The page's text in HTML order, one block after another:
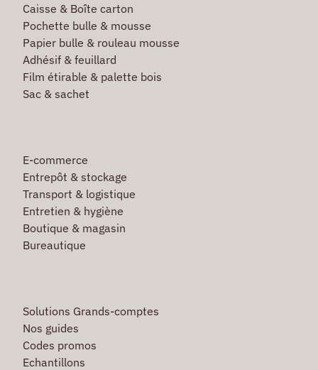
Caisse & Boîte carton
Pochette bulle & mousse
Papier bulle & rouleau mousse
Adhésif & feuillard
Film étirable & palette bois
Sac & sachet
E-commerce
Entrepôt & stockage
Transport & logistique
Entretien & hygiène
Boutique & magasin
Bureautique
Solutions Grands-comptes
Nos guides
Codes promos
Echantillons